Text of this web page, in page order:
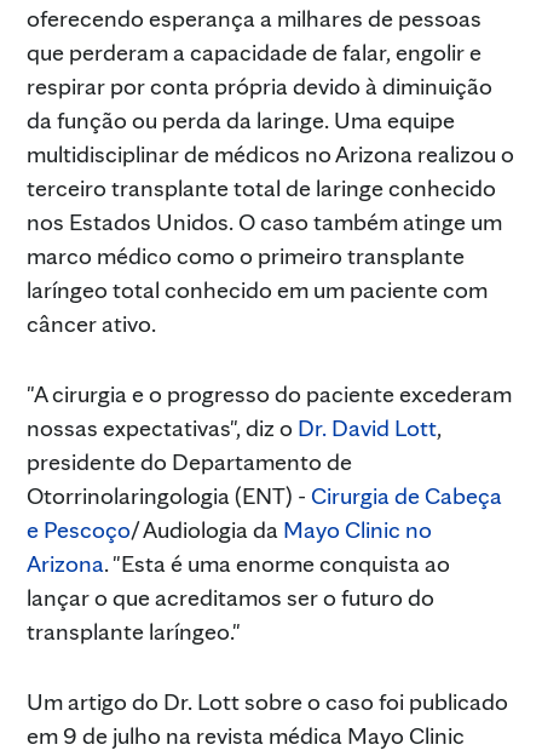
oferecendo esperança a milhares de pessoas
que perderam a capacidade de falar, engolir e
respirar por conta própria devido à diminuição
da função ou perda da laringe. Uma equipe
multidisciplinar de médicos no Arizona realizou o
terceiro transplante total de laringe conhecido
nos Estados Unidos. O caso também atinge um
marco médico como o primeiro transplante
laríngeo total conhecido em um paciente com
câncer ativo.
"A cirurgia e o progresso do paciente excederam
nossas expectativas", diz o Dr. David Lott,
presidente do Departamento de
Otorrinolaringologia (ENT) - Cirurgia de Cabeça
e Pescoço/ Audiologia da Mayo Clinic no
Arizona. "Esta é uma enorme conquista ao
lançar o que acreditamos ser o futuro do
transplante laríngeo."
Um artigo do Dr. Lott sobre o caso foi publicado
em 9 de julho na revista médica Mayo Clinic